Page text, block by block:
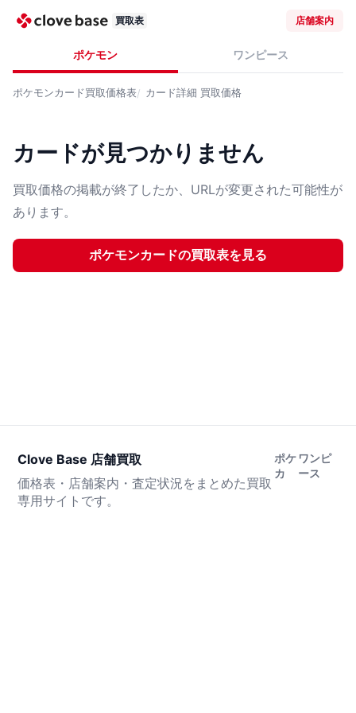
買取表 店舗案内
ポケモン ワンピース
ポケモンカード買取価格表 カード詳細 買取価格
カードが見つかりません
買取価格の掲載が終了したか、URLが変更された可能性が
あります。
ポケモンカードの買取表を見る
Clove Base 店舗買取
価格表・店舗案内・査定状況をまとめた買取
専用サイトです。
ポケ
カ
ワンピ
ース